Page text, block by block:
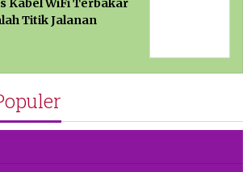
Kabel WiFi Terbakar
Titik Jalanan